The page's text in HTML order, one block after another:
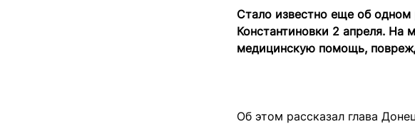
Стало известно еще об одном
Константиновки 2 апреля. На
медицинскую помощь,
Об этом рассказал глава